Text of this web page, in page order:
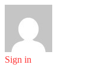
Sign in